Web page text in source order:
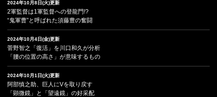
2024年10月8日(火)更新
2軍監督は1軍監督への登龍門!?
“鬼軍曹”と呼ばれた須藤豊の奮闘
2024年10月4日(金)更新
菅野智之「復活」を川口和久が分析
「腰の位置の高さ」が意味するもの
2024年10月1日(火)更新
阿部慎之助、巨人にVを取り戻す
「顕微鏡」と「望遠鏡」の好采配